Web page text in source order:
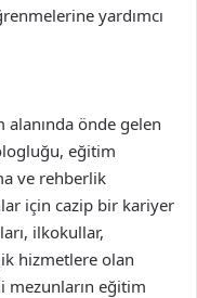
yardımcı
önde gelen
eğitim
ve rehberlik
için cazip bir kariyer
ilkokullar,
hizmetlere olan
mezunların eğitim